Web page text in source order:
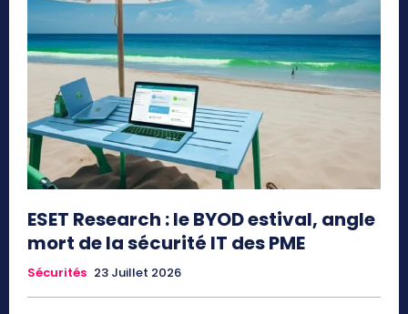
ESET Research : le BYOD estival, angle
mort de la sécurité IT des PME
Sécurités 23 Juillet 2026